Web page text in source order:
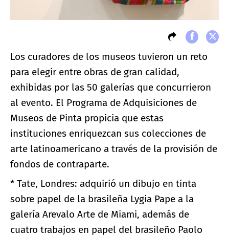
Los curadores de los museos tuvieron un reto
para elegir entre obras de gran calidad,
exhibidas por las 50 galerías que concurrieron
al evento. El Programa de Adquisiciones de
Museos de Pinta propicia que estas
instituciones enriquezcan sus colecciones de
arte latinoamericano a través de la provisión de
fondos de contraparte.
* Tate, Londres: adquirió un dibujo en tinta
sobre papel de la brasileña Lygia Pape a la
galería Arevalo Arte de Miami, además de
cuatro trabajos en papel del brasileño Paolo